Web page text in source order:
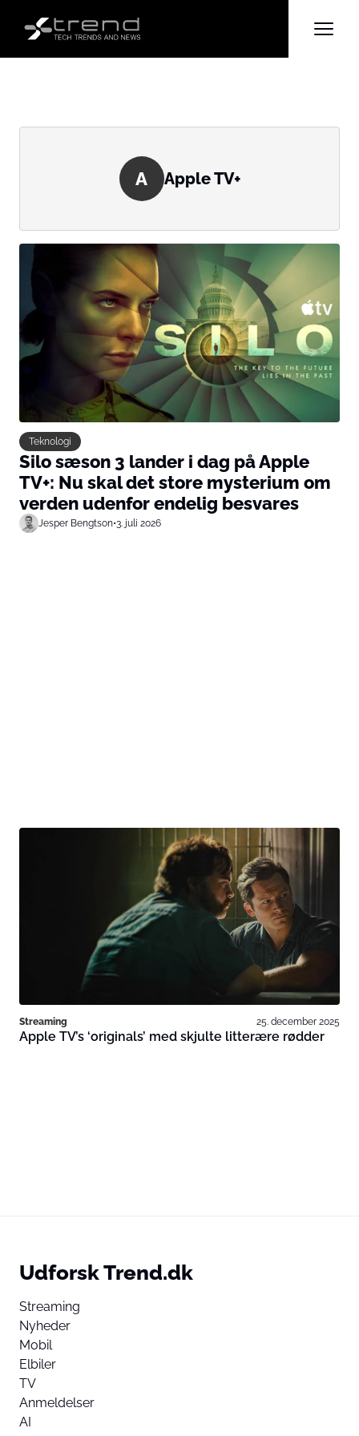
A Apple TV+
Teknologi
Silo sæson 3 lander i dag på Apple
TV+: Nu skal det store mysterium om
verden udenfor endelig besvares
Jesper Bengtson•3. juli 2026
Streaming 25. december 2025
Apple TV’s ‘originals’ med skjulte litterære rødder
Udforsk Trend.dk
Streaming
Nyheder
Mobil
Elbiler
TV
Anmeldelser
AI